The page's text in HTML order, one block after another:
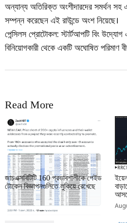
অন্যান্য অতিরিক্ত অংশীদারদের সমর্থন সহ
সম্পন্ন করেছেন এই রাউন্ডে অংশ নিয়েছে।
পেন্সিলস প্রোটোকল: স্টার্টআপটি বিং
বিনিয়োগকারী থেকে একটি অঘোষিত পরিমাণ
Read More
RRCNEWS_BN
জাচএক্সবিটিটি 160 প্রভাবশালীকে পেইড
টোকেন বিজ্ঞাপনগুলিতে লুকিয়ে রেখেছে
September 01, 2025